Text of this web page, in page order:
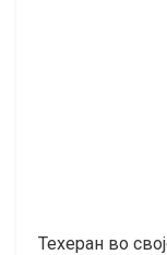
Техеран во